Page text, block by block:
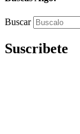
Buscar
Suscribete